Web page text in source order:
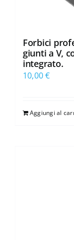
Forbici
giunti a V,
integrato.
10,00€
Aggiungi al